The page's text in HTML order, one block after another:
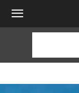
NOTICIAS
HORAS